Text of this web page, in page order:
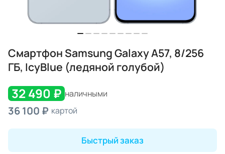
Смартфон Samsung Galaxy A57, 8/256
ГБ, IcyBlue (ледяной голубой)
32 490 ₽ наличными
36 100 ₽ картой
Быстрый заказ